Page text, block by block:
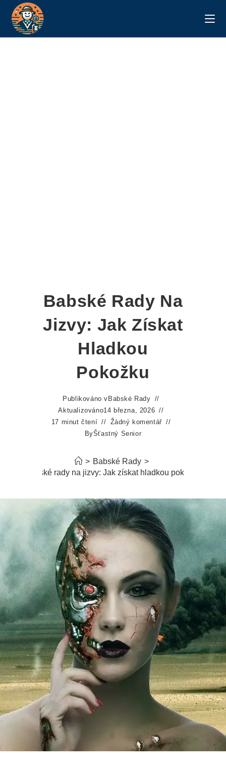
Babské Rady Na
Jizvy: Jak Získat
Hladkou
Pokožku
Publikováno v Babské Rady
Aktualizováno14 března, 2026
17 minut čtení
Žádný komentář
ByŠťastný Senior
> Babské Rady >
Babské rady na jizvy: Jak získat hladkou pokožku